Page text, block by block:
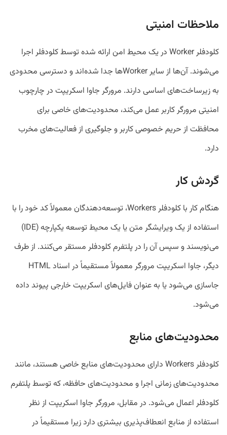
ملاحظات امنیتی
کلودفلر Worker در یک محیط امن ارائه شده توسط کلودفلر اجرا
می‌شوند. آن‌ها از سایر Worker‌ها جدا شده‌اند و دسترسی محدودی
به زیرساخت‌های اساسی دارند. مرورگر جاوا اسکریپت در چارچوب
امنیتی مرورگر کاربر عمل می‌کند، محدودیت‌های خاصی برای
محافظت از حریم خصوصی کاربر و جلوگیری از فعالیت‌های مخرب
دارد.
گردش کار
هنگام کار با کلودفلر Workers، توسعه‌دهندگان معمولاً کد خود را با
استفاده از یک ویرایشگر متن یا یک محیط توسعه یکپارچه (IDE)
می‌نویسند و سپس آن را در پلتفرم کلودفلر مستقر می‌کنند. از طرف
دیگر، جاوا اسکریپت مرورگر معمولاً مستقیماً در اسناد HTML
جاسازی می‌شود یا به عنوان فایل‌های اسکریپت خارجی پیوند داده
می‌شود.
محدودیت‌های منابع
کلودفلر Workers دارای محدودیت‌های منابع خاصی هستند، مانند
محدودیت‌های زمانی اجرا و محدودیت‌های حافظه، که توسط پلتفرم
کلودفلر اعمال می‌شود. در مقابل، مرورگر جاوا اسکریپت از نظر
استفاده از منابع انعطاف‌پذیری بیشتری دارد زیرا مستقیماً در